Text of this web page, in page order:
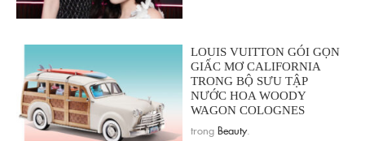
LOUIS VUITTON GÓI GỌN
GIẤC MƠ CALIFORNIA
TRONG BỘ SƯU TẬP
NƯỚC HOA WOODY
WAGON COLOGNES
trong Beauty.